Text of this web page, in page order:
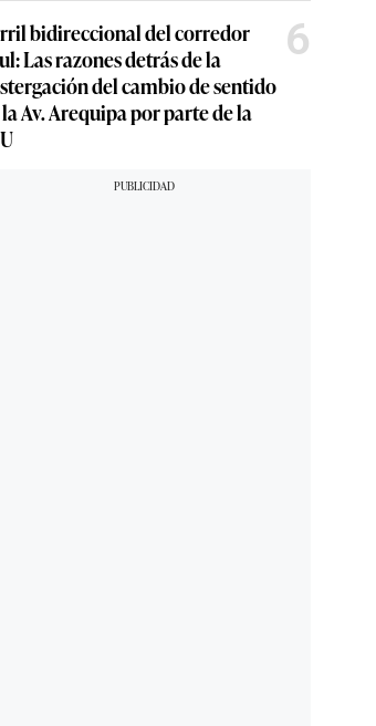
bidireccional del corredor
Las razones detrás de la
del cambio de sentido
Av. Arequipa por parte de la
6